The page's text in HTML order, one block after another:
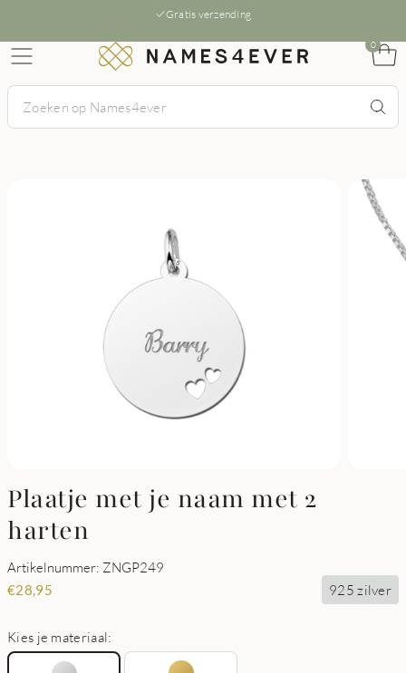
Gratis verzending
0
Plaatje met je naam met 2
harten
Artikelnummer: ZNGP249
€28,95 925 zilver
Kies je materiaal: